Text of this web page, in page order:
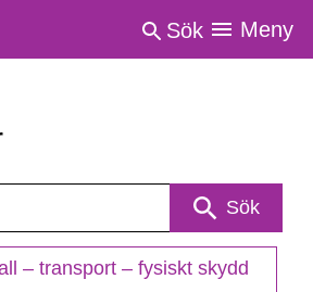
Sök Meny
Sök
– transport – fysiskt skydd